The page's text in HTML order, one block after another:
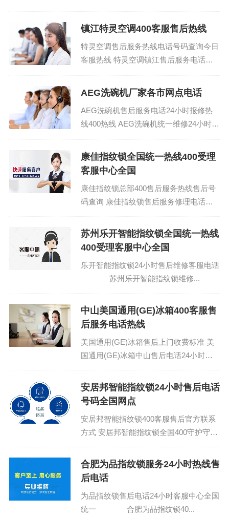
镇江特灵空调400客服售后热线
特灵空调售后服务热线电话号码查询今日
客服热线 特灵空调镇江售后服务电话号
909(2)400-18...
AEG洗碗机厂家各市网点电话
AEG洗碗机售后服务电话24小时报修热
线400热线 AEG洗碗机统一维修24小时热
打）...
康佳指纹锁全国统一热线400受理
客服中心全国
康佳指纹锁总部400售后服务热线售后号
码查询 康佳指纹锁售后服务修理电话全
拨打）...
苏州乐开智能指纹锁全国统一热线
400受理客服中心全国
乐开智能指纹锁24小时售后维修客服电话
苏州乐开智能指纹锁维修...
中山美国通用(GE)冰箱400客服售
后服务电话热线
美国通用(GE)冰箱售后上门收费标准 美
国通用(GE)冰箱中山售后电话24小时人
(1)400-1865...
安居邦智能指纹锁24小时售后电话
号码全国网点
安居邦智能指纹锁400客服售后官方联系
方式 安居邦智能指纹锁全国400守护守
全国...
合肥为品指纹锁服务24小时热线售
后电话
为品指纹锁售后电话24小时客服中心全国
统一 合肥为品指纹锁40...